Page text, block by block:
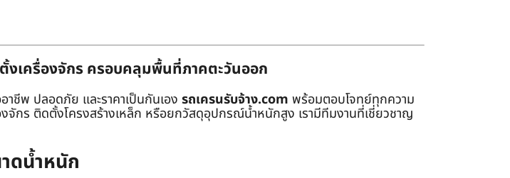
งเครื่องจักร ครอบคลุมพื้นที่ภาคตะวันออก
าชีพ ปลอดภัย และราคาเป็นกันเอง รถเครนรับจ้าง.com พร้อมตอบโจทย์ทุกความ
จักร ติดตั้งโครงสร้างเหล็ก หรือยกวัสดุอุปกรณ์น้ำหนักสูง เรามีทีมงานที่เชี่ยวชาญ
ดน้ำหนัก